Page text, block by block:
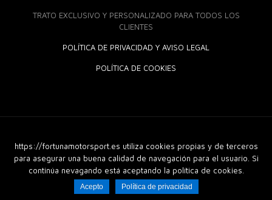
TRATO EXCLUSIVO Y PERSONALIZADO PARA TODOS LOS
CLIENTES
POLÍTICA DE PRIVACIDAD Y AVISO LEGAL
POLÍTICA DE COOKIES
© 2018 Fortuna Moto Sport. Derechos Reservados |
Web |GuellCom_
https://fortunamotorsport.es utiliza cookies propias y de terceros
para asegurar una buena calidad de navegación para el usuario. Si
continúa nevagando está aceptando la política de cookies.
Acepto Política de privacidad